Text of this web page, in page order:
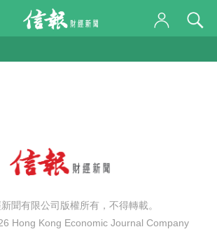
聞有限公司版權所有，不得轉載。
Hong Kong Economic Journal Company